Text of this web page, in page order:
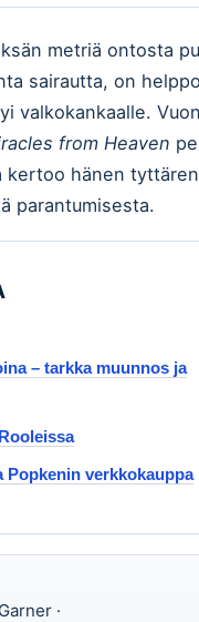
metriä ontosta
sairautta, on
valkokankaalle.
from Heaven
kertoo hänen
parantumisesta.
– tarkka muunnos ja
Popkenin verkkokauppa
·